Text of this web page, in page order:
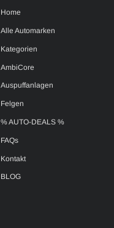
Home
Alle Automarken
Kategorien
AmbiCore
Auspuffanlagen
Felgen
% AUTO-DEALS %
FAQs
Kontakt
BLOG